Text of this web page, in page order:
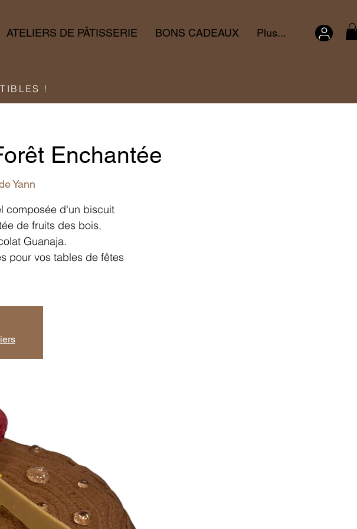
ATELIERS DE PÂTISSERIE BONS CADEAUX Plus...
!
Enchantée
Yann
composée d'un biscuit
de fruits des bois,
Guanaja.
pour vos tables de fêtes